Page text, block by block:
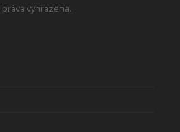
vyhrazena.